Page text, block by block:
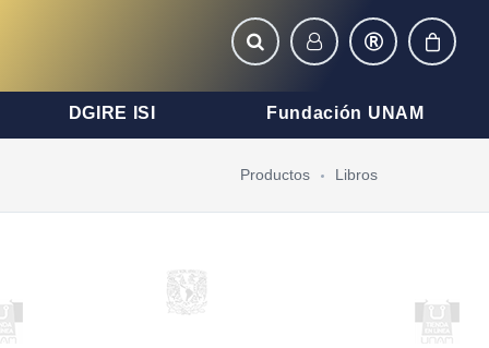
DGIRE ISI Fundación UNAM
Productos Libros